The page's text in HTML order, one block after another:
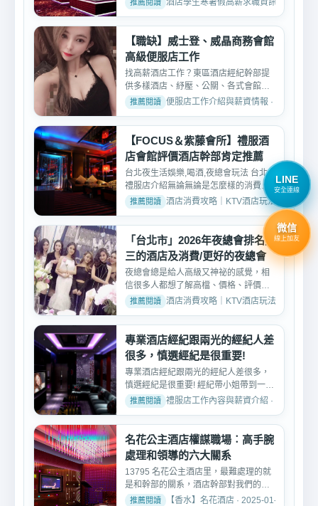
酒店學生寒暑假高薪求職資訊 · 2026-
【職缺】威士登、威晶商務會館
高級便服店工作
找高薪酒店工作？東區酒店經紀幹部提
供多樣酒店、紓壓、公關、各式會館等
多樣八大工作、豐富、又...
便服店工作介紹與薪資情報 · 2025-02-
【FOCUS＆紫藤會所】禮服酒
店會館評價酒店幹部肯定推薦
台北夜生活娛樂,喝酒,夜總會玩法 台北
禮服店介紹無論無論是怎麼樣的消費價
位模式、重點都在於您...
酒店消費攻略｜KTV酒店玩法、消費與
「台北市」2026年夜總會排名前
三的酒店及消費/更好的夜總會
夜總會總是給人高級又神祕的感覺，相
信很多人都想了解高檔、價格、評價、
好玩純便服店的消費方式...
酒店消費攻略｜KTV酒店玩法、消費與
專業酒店經紀跟兩光的經紀人差
很多，慎選經紀是很重要!
專業酒店經紀跟兩光的經紀人差很多，
慎選經紀是很重要! 經紀帶小姐帶到一天
1x節，這比7-11大夜班...
禮服店工作內容與薪資介紹 · 2026-03-
名花公主酒店權謀職場︰高手腕
處理和領導的六大關系
13795 名花公主酒店里，最難處理的就
是和幹部的關系，酒店幹部對我們的的
態度是我們行為的晴雨表...
【香水】名花酒店 · 2025-01-25
LINE
安全連線
微信
線上加友